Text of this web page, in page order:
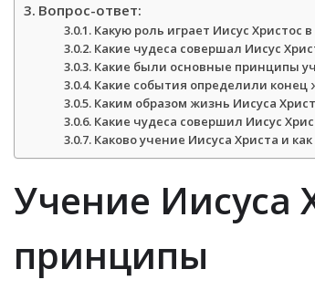
Вопрос-ответ:
Какую роль играет Иисус Христос
Какие чудеса совершал Иисус
Какие были основные принципы
Какие события определили конец
Каким образом жизнь Иисуса
Какие чудеса совершил Иисус
Каково учение Иисуса Христа и
Учение Иисуса
принципы